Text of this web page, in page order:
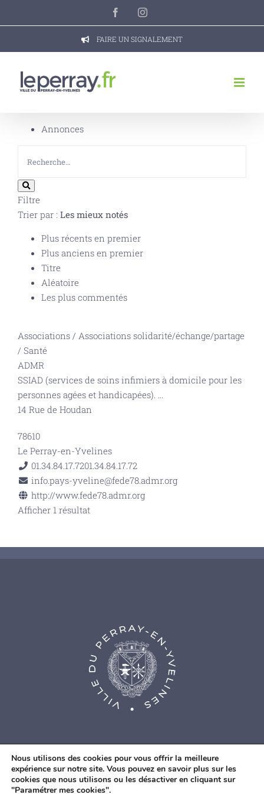
FacebookInstagram
FAIRE UN SIGNALEMENT
Annonces
Filtre
Trier par : Les mieux notés
Plus récents en premier
Plus anciens en premier
Titre
Aléatoire
Les plus commentés
Associations / Associations solidarité/échange/partage
/ Santé
ADMR
SSIAD (services de soins infimiers à domicile pour les
personnes agées et handicapées). ...
14 Rue de Houdan
78610
Le Perray-en-Yvelines
01.34.84.17.7201.34.84.17.72
info.pays-yveline@fede78.admr.org
http://www.fede78.admr.org
Afficher 1 résultat
© Agence Web Fidesio|Mentions légales|Politique de
Nous utilisons des cookies pour vous offrir la meilleure
expérience sur notre site. Vous pouvez en savoir plus sur les
cookies que nous utilisons ou les désactiver en cliquant sur
"Paramétrer mes cookies".